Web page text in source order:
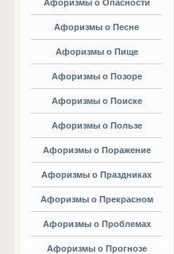
Афоризмы о Опасности
Афоризмы о Песне
Афоризмы о Пище
Афоризмы о Позоре
Афоризмы о Поиске
Афоризмы о Пользе
Афоризмы о Поражение
Афоризмы о Праздниках
Афоризмы о Прекрасном
Афоризмы о Проблемах
Афоризмы о Прогнозе